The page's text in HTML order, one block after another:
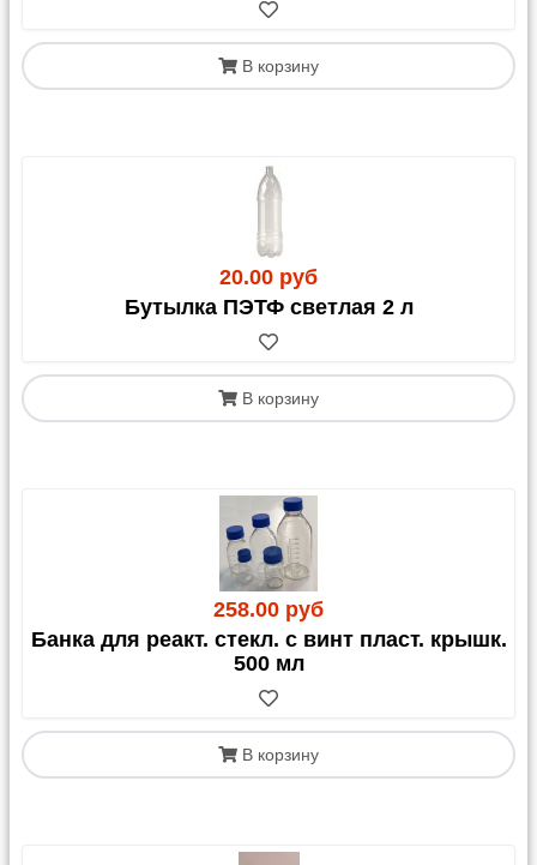
В корзину
20.00 руб
Бутылка ПЭТФ светлая 2 л
В корзину
258.00 руб
Банка для реакт. стекл. с винт пласт. крышк.
500 мл
В корзину